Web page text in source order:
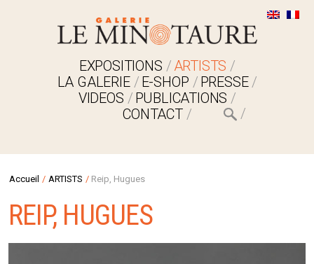
EXPOSITIONS
ARTISTS
LA GALERIE
E-SHOP
PRESSE
VIDEOS
PUBLICATIONS
CONTACT
Accueil / ARTISTS / Reip, Hugues
REIP, HUGUES